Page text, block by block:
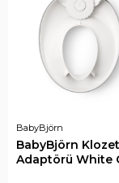
BabyBjörn
BabyBjörn Klozet
Adaptörü White